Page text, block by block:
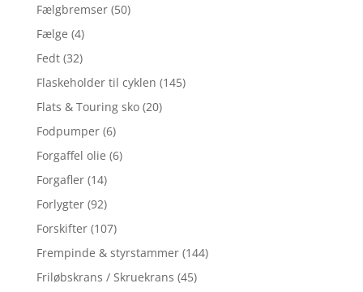
Fælgbremser (50)
Fælge (4)
Fedt (32)
Flaskeholder til cyklen (145)
Flats & Touring sko (20)
Fodpumper (6)
Forgaffel olie (6)
Forgafler (14)
Forlygter (92)
Forskifter (107)
Frempinde & styrstammer (144)
Friløbskrans / Skruekrans (45)